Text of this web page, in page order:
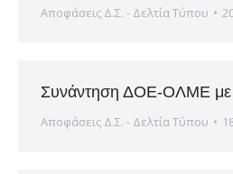
Αποφάσεις Δ.Σ. - Δελτία Τύπου
Συνάντηση ΔΟΕ-ΟΛΜΕ
Αποφάσεις Δ.Σ. - Δελτία Τύπου